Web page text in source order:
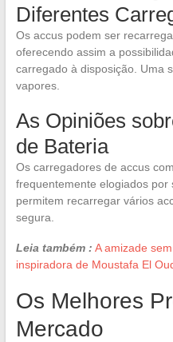
Diferentes
Os accus podem ser
oferecendo assim a
carregado à disposição. Uma
vapores.
As Opiniões
de Bateria
Os carregadores de accus
frequentemente elogiados por
permitem recarregar vários
segura.
Leia também : A amizade
inspiradora de Moustafa El
Os Melhores
Mercado